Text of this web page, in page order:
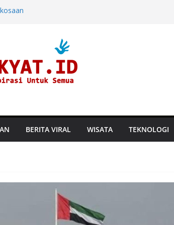
dan
di Hayam
Perusahaan
BERITA VIRAL WISATA TEKNOLOGI